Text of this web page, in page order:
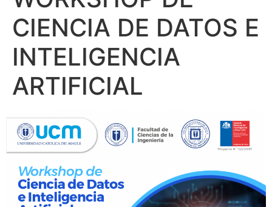
CIENCIA DE DATOS E
INTELIGENCIA
ARTIFICIAL